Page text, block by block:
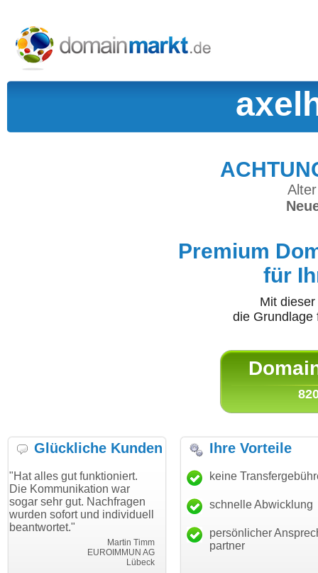
Premium
für
Mit
die
Glückliche Kunden
funktioniert.
war
Nachfragen
und individuell
EUROIMMUN AG
"Danke für den schnellen
Transfer und guten Service!"
Thomas Schäfer
i can eckert communication GmbH
"Ich bin
haben.
mein
Ihre Vorteile
keine
schnelle Abwicklung
persönlicher
partner